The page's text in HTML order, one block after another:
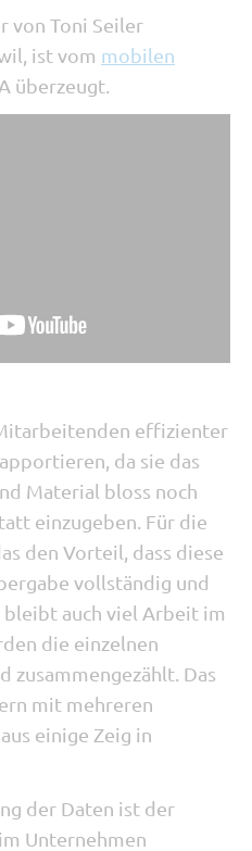
von Toni Seiler
ist vom mobilen
überzeugt.
effizienter
da sie das
Material bloss noch
einzugeben. Für die
den Vorteil, dass diese
vollständig und
auch viel Arbeit im
die einzelnen
zusammengezählt. Das
mit mehreren
einige Zeig in
der Daten ist der
Unternehmen